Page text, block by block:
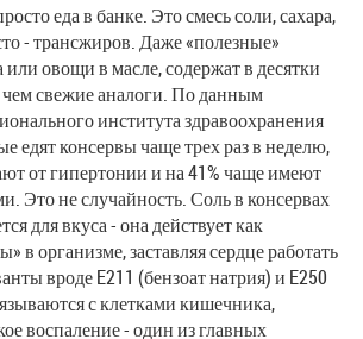
еда в банке. Это смесь соли, сахара,
- трансжиров. Даже «полезные»
овощи в масле, содержат в десятки
чем свежие аналоги. По данным
института здравоохранения
консервы чаще трех раз в неделю,
от гипертонии и на 41% чаще имеют
Это не случайность. Соль в консервах
для вкуса - она действует как
в организме, заставляя сердце работать
вроде E211 (бензоат натрия) и E250
с клетками кишечника,
воспаление - один из главных